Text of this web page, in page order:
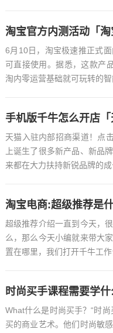
淘宝官方内测活动「淘
6月10日，淘宝极速推正式
可直接使用。据悉，这款产
淘内零运营基础就可玩转的智
手机版千牛怎么开店「
天猫入驻内部招商渠道！点
上诞生了很多新产品、新品
来都在大力扶持新锐品牌的
超级推荐介绍一直到今天，
么，那么今天小编就来带大
置在哪里，我们打开千牛工
时尚买手课程需要学什
What什么是时尚买手？“时
买的商业艺术。他们时尚敏